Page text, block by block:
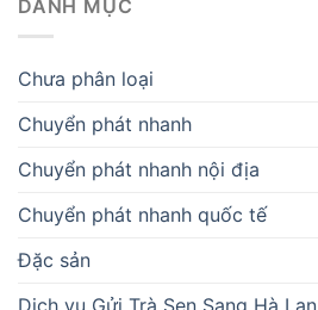
DANH MỤC
Chưa phân loại
Chuyển phát nhanh
Chuyển phát nhanh nội địa
Chuyển phát nhanh quốc tế
Đặc sản
Dịch vụ Gửi Trà Sen Sang Hà Lan